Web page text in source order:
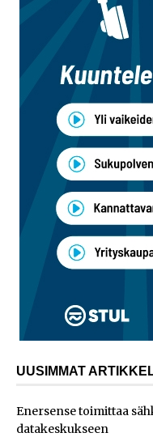
UUSIMMAT
Enersense toimittaa
datakeskukseen